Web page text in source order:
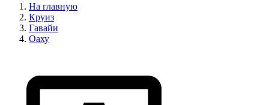
На главную
Круиз
Гавайи
Оаху